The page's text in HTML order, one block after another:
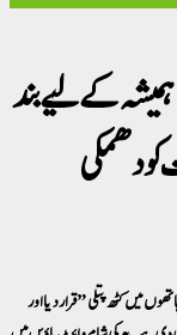
کے لیے بند
دھمکی
میں کٹھ پتلی” قرار دیا اور